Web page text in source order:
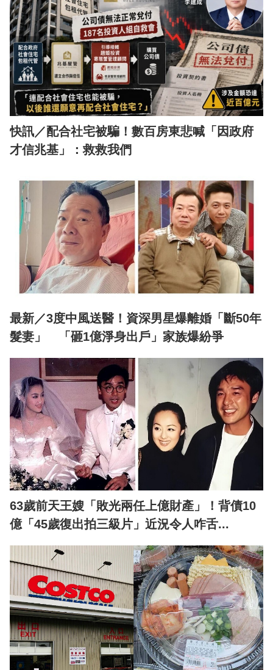
快訊／配合社宅被騙！數百房東悲喊「因政府
才信兆基」：救救我們
最新／3度中風送醫！資深男星爆離婚「斷50年
髮妻」 「砸1億淨身出戶」家族爆紛爭
63歲前天王嫂「敗光兩任上億財產」！背債10
億「45歲復出拍三級片」近況令人咋舌...